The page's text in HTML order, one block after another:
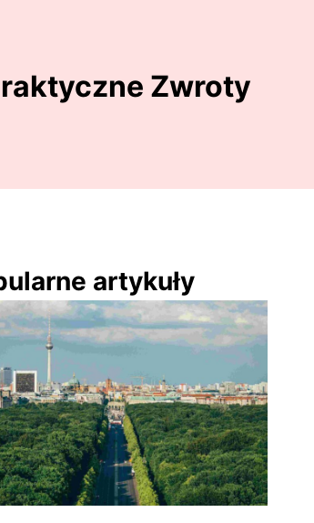
Zwroty
artykuły